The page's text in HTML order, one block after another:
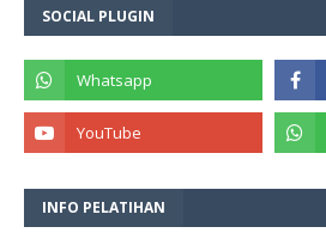
SOCIAL PLUGIN
INFO PELATIHAN